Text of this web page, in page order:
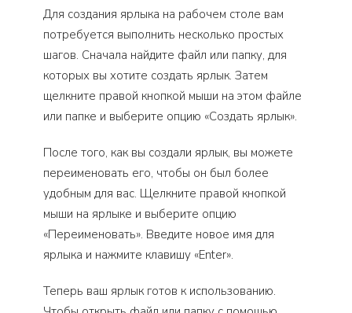
Для создания ярлыка на рабочем столе вам
потребуется выполнить несколько простых
шагов. Сначала найдите файл или папку, для
которых вы хотите создать ярлык. Затем
щелкните правой кнопкой мыши на этом файле
или папке и выберите опцию «Создать ярлык».
После того, как вы создали ярлык, вы можете
переименовать его, чтобы он был более
удобным для вас. Щелкните правой кнопкой
мыши на ярлыке и выберите опцию
«Переименовать». Введите новое имя для
ярлыка и нажмите клавишу «Enter».
Теперь ваш ярлык готов к использованию.